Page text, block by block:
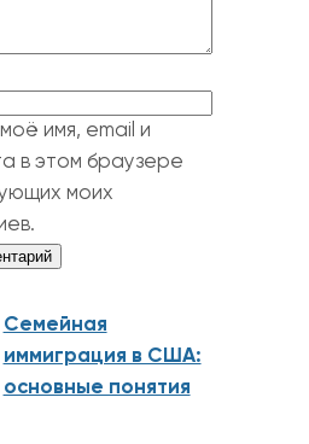
имя, email и
в этом браузере
моих
Cемейная
иммиграция в США:
основные понятия